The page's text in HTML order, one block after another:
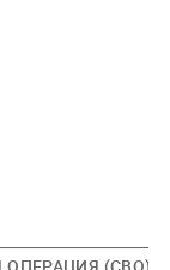
(СВО)